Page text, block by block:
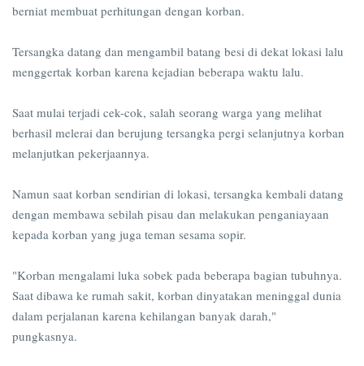
berniat membuat perhitungan dengan korban.
Tersangka datang dan mengambil batang besi di dekat lokasi lalu
menggertak korban karena kejadian beberapa waktu lalu.
Saat mulai terjadi cek-cok, salah seorang warga yang melihat
berhasil melerai dan berujung tersangka pergi selanjutnya korban
melanjutkan pekerjaannya.
Namun saat korban sendirian di lokasi, tersangka kembali datang
dengan membawa sebilah pisau dan melakukan penganiayaan
kepada korban yang juga teman sesama sopir.
"Korban mengalami luka sobek pada beberapa bagian tubuhnya.
Saat dibawa ke rumah sakit, korban dinyatakan meninggal dunia
dalam perjalanan karena kehilangan banyak darah,"
pungkasnya.